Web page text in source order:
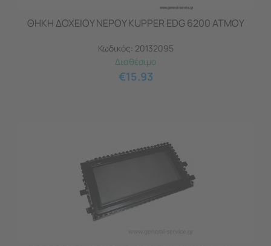
ΘΗΚΗ ΔΟΧΕΙΟΥ ΝΕΡΟΥ KUPPER EDG 6200 ΑΤΜΟΥ
Κωδικός: 20132095
Διαθέσιμο
€15.93